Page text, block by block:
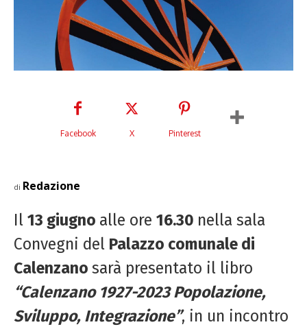
Facebook X Pinterest
di Redazione
Il 13 giugno alle ore 16.30 nella sala
Convegni del Palazzo comunale di
Calenzano sarà presentato il libro
“Calenzano 1927-2023 Popolazione,
Sviluppo, Integrazione”, in un incontro